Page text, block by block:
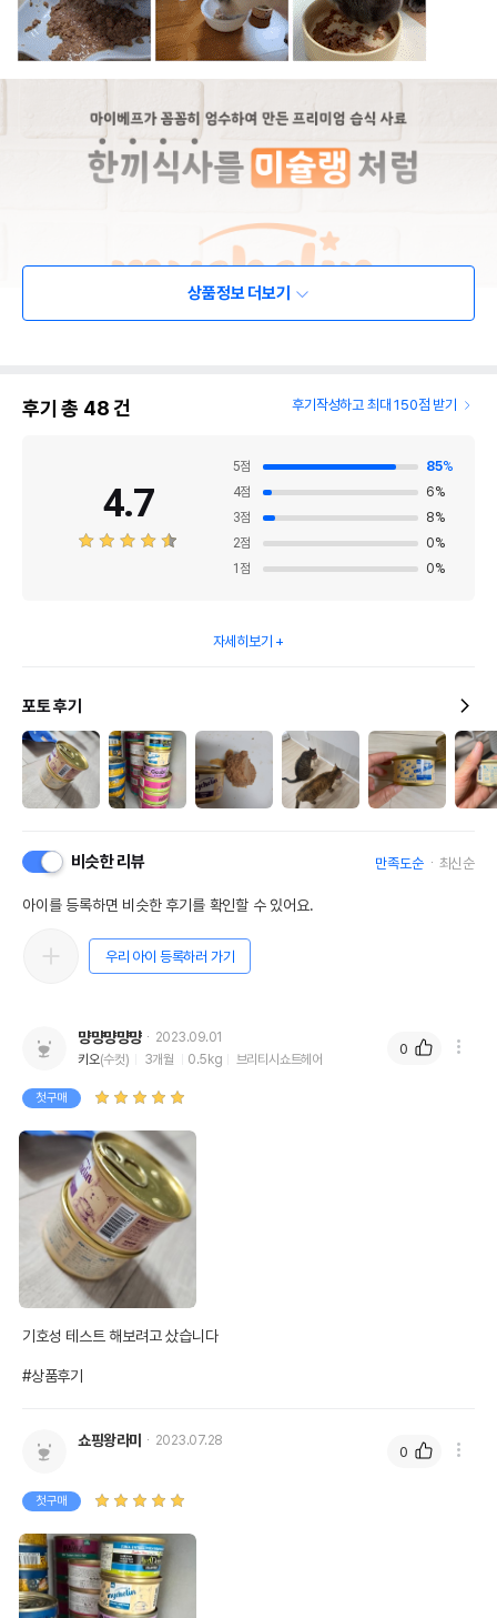
상품정보 더보기
후기 총 48건 후기작성하고 최대 150점 받기
4.7
5점 85%
4점 6%
3점 8%
2점 0%
1 점 0%
자세히보기
포토 후기
비슷한 리뷰 만족도순 최신순
아이를 등록하면 비슷한 후기를 확인할 수 있어요.
우리 아이 등록하러 가기
먕먕먕먕먕
2023.09.01
키오(수컷) 3개월 0.5kg 브리티시쇼트헤어
첫구매
기호성 테스트 해보려고 샀습니다
#상품후기
0
쇼핑왕라미 2023.07.28
첫구매
0